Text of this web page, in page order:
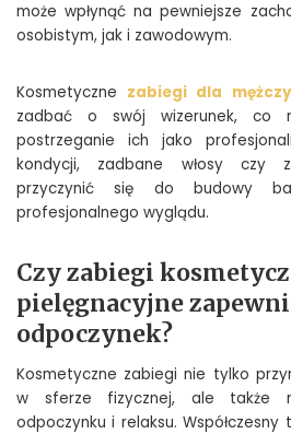
może wpłynąć na pewniejsze
osobistym, jak i zawodowym.
Kosmetyczne zabiegi dla
zadbać o swój wizerunek, co
postrzeganie ich jako
kondycji, zadbane włosy czy
przyczynić się do budowy
profesjonalnego wyglądu.
Czy zabiegi
pielęgnacyjne
odpoczynek?
Kosmetyczne zabiegi nie tylko
w sferze fizycznej, ale także
odpoczynku i relaksu.